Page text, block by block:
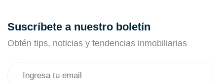
Suscríbete a nuestro boletín
Obtén tips, noticias y tendencias inmobiliarias